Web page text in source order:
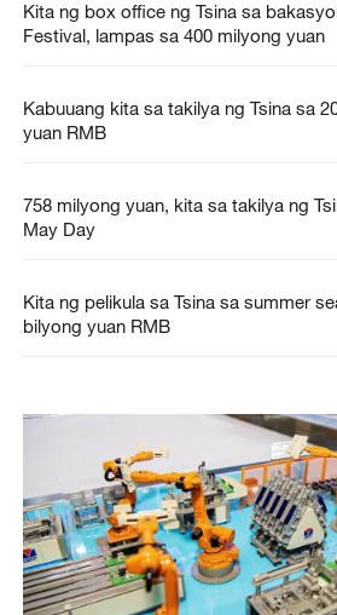
Kita ng box office ng Tsina sa
Festival, lampas sa 400 milyong yuan
Kabuuang kita sa takilya ng Tsina sa
yuan RMB
758 milyong yuan, kita sa takilya ng
May Day
Kita ng pelikula sa Tsina sa summer
bilyong yuan RMB